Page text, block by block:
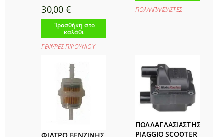
30,00€
Προσθήκη στο
καλάθι
ΓΕΦΥΡΕΣ ΠΙΡΟΥΝΙΟΎ
ΠΟΛΛΑΠΛΑΣΙΑΣΤΕΣ
ΦΙΛΤΡΟ ΒΕΝΖΙΝΗΣ
ΠΟΛΛΑΠΛΑΣΙΑΣΤΗΣ
PIAGGIO SCOOTER